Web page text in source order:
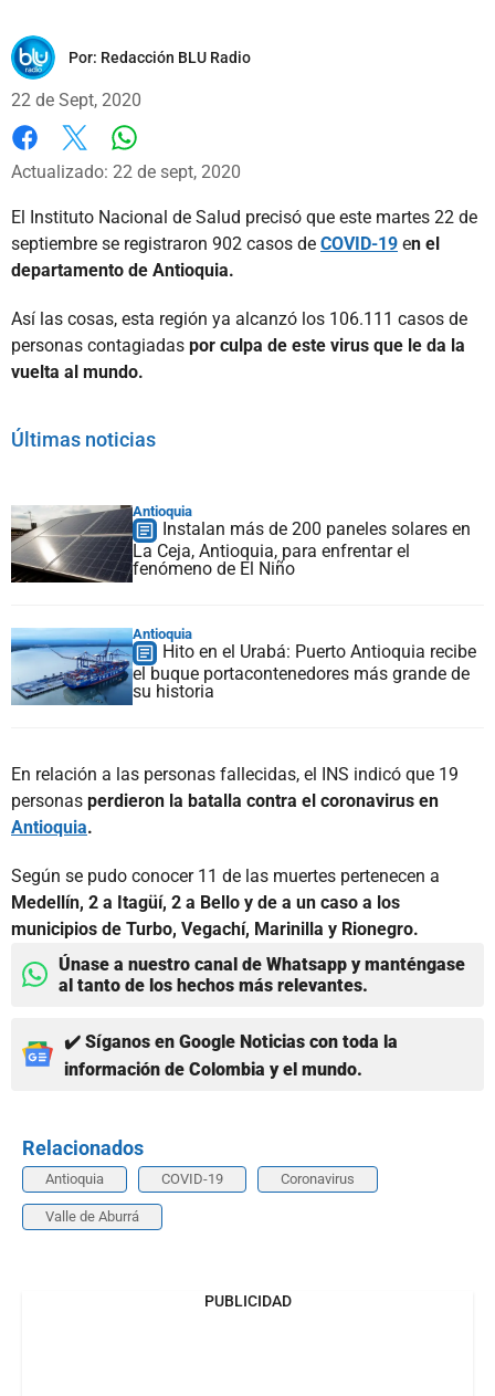
Por: Redacción BLU Radio
22 de Sept, 2020
Facebook
X
Actualizado: 22 de sept, 2020
El Instituto Nacional de Salud precisó que este martes 22 de
septiembre se registraron 902 casos de COVID-19 en el
departamento de Antioquia.
Así las cosas, esta región ya alcanzó los 106.111 casos de
personas contagiadas por culpa de este virus que le da la
vuelta al mundo.
Últimas noticias
Antioquia
Instalan más de 200 paneles solares en
La Ceja, Antioquia, para enfrentar el
fenómeno de El Niño
Antioquia
Hito en el Urabá: Puerto Antioquia recibe
el buque portacontenedores más grande de
su historia
En relación a las personas fallecidas, el INS indicó que 19
personas perdieron la batalla contra el coronavirus en
Antioquia.
Según se pudo conocer 11 de las muertes pertenecen a
Medellín, 2 a Itagüí, 2 a Bello y de a un caso a los
municipios de Turbo, Vegachí, Marinilla y Rionegro.
Únase a nuestro canal de Whatsapp y manténgase
al tanto de los hechos más relevantes.
✔️ Síganos en Google Noticias con toda la
información de Colombia y el mundo.
Relacionados
Antioquia COVID-19 Coronavirus
Valle de Aburrá
PUBLICIDAD